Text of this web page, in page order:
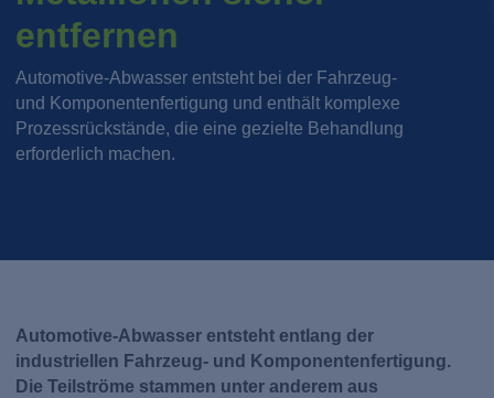
entfernen
Automotive-Abwasser entsteht bei der Fahrzeug-
und Komponentenfertigung und enthält komplexe
Prozessrückstände, die eine gezielte Behandlung
erforderlich machen.
Automotive-Abwasser entsteht entlang der
industriellen Fahrzeug- und Komponentenfertigung.
Die Teilströme stammen unter anderem aus